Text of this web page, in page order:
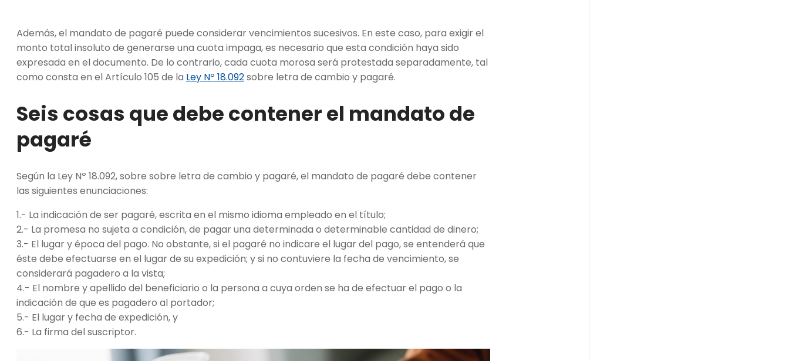
Además, el mandato de pagaré puede considerar vencimientos sucesivos. En este caso, para exigir el
monto total insoluto de generarse una cuota impaga, es necesario que esta condición haya sido
expresada en el documento. De lo contrario, cada cuota morosa será protestada separadamente, tal
como consta en el Artículo 105 de la Ley Nº 18.092sobre letra de cambio y pagaré.
Seis cosas que debe contener el mandato de
pagaré
Según la Ley Nº 18.092, sobre sobre letra de cambio y pagaré, el mandato de pagaré debe contener
las siguientes enunciaciones:
1.- La indicación de ser pagaré, escrita en el mismo idioma empleado en el título;
2.- La promesa no sujeta a condición, de pagar una determinada o determinable cantidad de dinero;
3.- El lugar y época del pago. No obstante, si el pagaré no indicare el lugar del pago, se entenderá que
éste debe efectuarse en el lugar de su expedición; y si no contuviere la fecha de vencimiento, se
considerará pagadero a la vista;
4.- El nombre y apellido del beneficiario o la persona a cuya orden se ha de efectuar el pago o la
indicación de que es pagadero al portador;
5.- El lugar y fecha de expedición, y
6.- La firma del suscriptor.